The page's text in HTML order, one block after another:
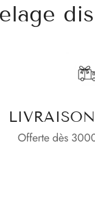
Offerte dès